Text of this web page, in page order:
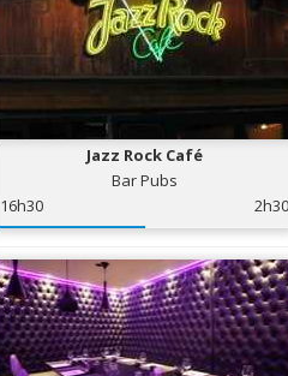
Jazz Rock Café
Bar Pubs
16h30
2h30